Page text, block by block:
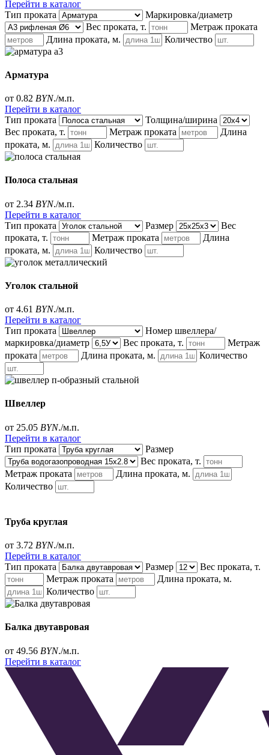
Перейти в каталог
Тип проката
Маркировка/диаметр
Вес проката, т.
Метраж проката
Длина проката, м.
Количество
Арматура
от 0.82 BYN./м.п.
Перейти в каталог
Тип проката
Толщина/ширина
Вес проката, т.
Метраж проката
Длина
проката, м.
Количество
Полоса стальная
от 2.34 BYN./м.п.
Перейти в каталог
Тип проката
Размер
Вес
проката, т.
Метраж проката
Длина
проката, м.
Количество
Уголок стальной
от 4.61 BYN./м.п.
Перейти в каталог
Тип проката
Номер швеллера/
маркировка/диаметр
Вес проката, т.
Метраж
проката
Длина проката, м. Количество
Швеллер
от 25.05 BYN./м.п.
Перейти в каталог
Тип проката
Размер
Вес проката, т.
Метраж проката
Длина проката, м.
Количество
Труба круглая
от 3.72 BYN./м.п.
Перейти в каталог
Тип проката
Размер
Вес проката, т.
Метраж проката
Длина проката, м.
Количество
Балка двутавровая
от 49.56 BYN./м.п.
Перейти в каталог